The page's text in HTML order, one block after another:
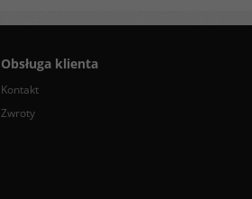
Obsługa klienta
Kontakt
Zwroty